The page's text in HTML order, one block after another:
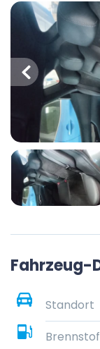
Fahrzeug-
Standort